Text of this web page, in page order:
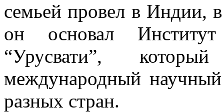
семьей провел в Индии,
он основал Институт
“Урусвати”,
международный научный
разных стран.